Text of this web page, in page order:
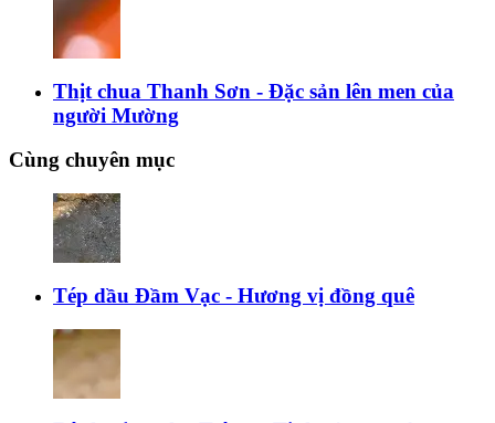
Thịt chua Thanh Sơn - Đặc sản lên men của
người Mường
Cùng chuyên mục
Tép dầu Đầm Vạc - Hương vị đồng quê